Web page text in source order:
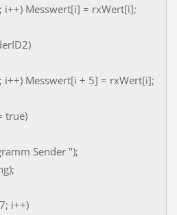
Messwert[i] = rxWert[i];
Messwert[i + 5] = rxWert[i];
Sender ");
i++)